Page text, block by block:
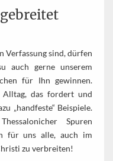
Verfassung sind, dürfen
auch gerne unserem
für Ihn gewinnen.
das fordert und
„handfeste“ Beispiele.
Spuren
für uns alle, auch im
zu verbreiten!